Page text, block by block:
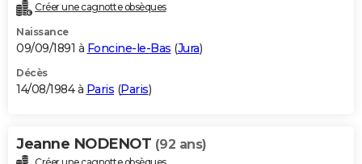
Créer une cagnotte obsèques
Naissance
09/09/1891 à Foncine-le-Bas (Jura)
Décès
14/08/1984 à Paris (Paris)
Jeanne NODENOT (92 ans)